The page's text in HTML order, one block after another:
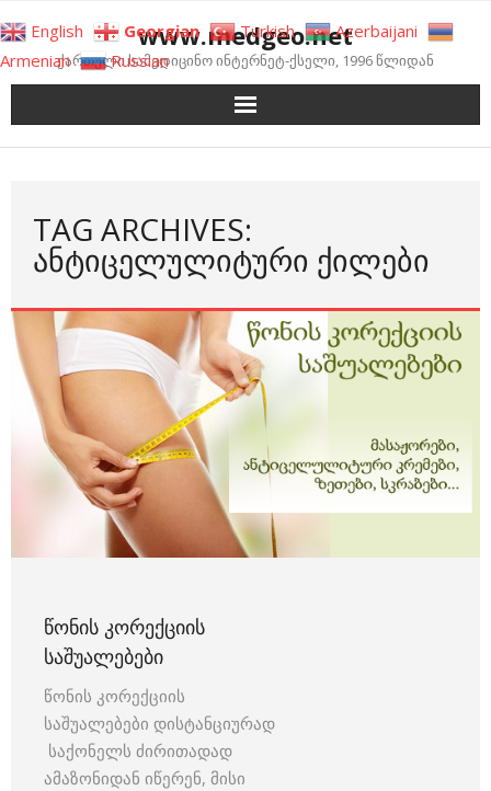
to
content
www.medgeo.net
ქართული სამედიცინო ინტერნეტ-ქსელი, 1996 წლიდან
TAG ARCHIVES:
ᲐᲜᲢᲘᲪᲔᲚᲣᲚᲘᲢᲣᲠᲘ ᲥᲘᲚᲔᲑᲘ
ᲬᲝᲜᲘᲡ ᲙᲝᲠᲔᲥᲪᲘᲘᲡ
ᲡᲐᲨᲣᲐᲚᲔᲑᲔᲑᲘ
წონის კორექციის
საშუალებები დისტანციურად
საქონელს ძირითადად
ამაზონიდან იწერენ, მისი
English Georgian Turkish
Azerbaijani
Armenian
Russian